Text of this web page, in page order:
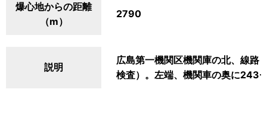
爆心地からの距離
（m）
2790
説明
広島第一機関区機関庫の北、線路
検査）。左端、機関車の奥に